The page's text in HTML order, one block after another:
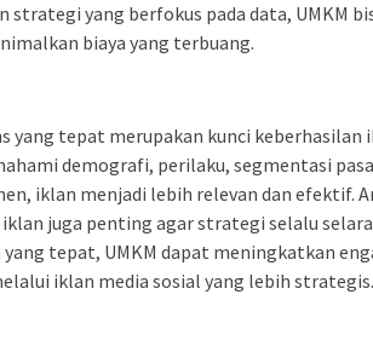
strategi yang berfokus pada data, UMKM
biaya yang terbuang.
yang tepat merupakan kunci keberhasilan
demografi, perilaku, segmentasi
iklan menjadi lebih relevan dan efektif.
juga penting agar strategi selalu
yang tepat, UMKM dapat meningkatkan
iklan media sosial yang lebih strategis.